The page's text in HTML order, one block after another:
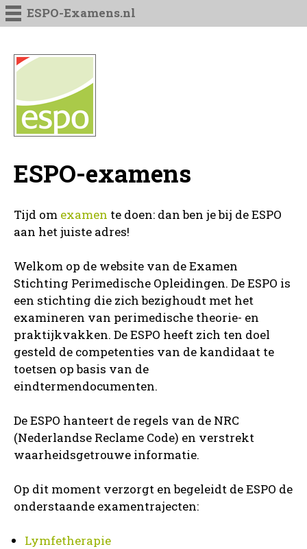
ESPO-Examens.nl
ESPO-examens
Tijd om examen te doen: dan ben je bij de ESPO
aan het juiste adres!
Welkom op de website van de Examen
Stichting Perimedische Opleidingen. De ESPO is
een stichting die zich bezighoudt met het
examineren van perimedische theorie- en
praktijkvakken. De ESPO heeft zich ten doel
gesteld de competenties van de kandidaat te
toetsen op basis van de
eindtermendocumenten.
De ESPO hanteert de regels van de NRC
(Nederlandse Reclame Code) en verstrekt
waarheidsgetrouwe informatie.
Op dit moment verzorgt en begeleidt de ESPO de
onderstaande examentrajecten:
Lymfetherapie